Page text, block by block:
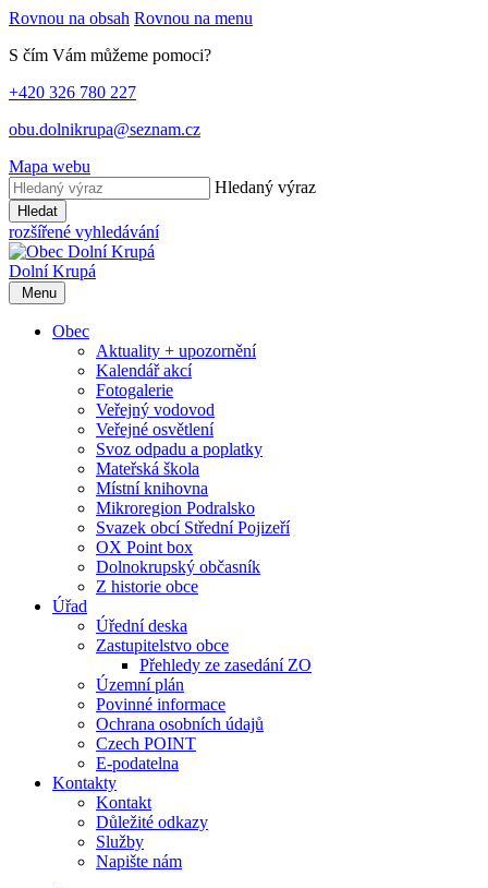
Rovnou na obsah Rovnou na menu
S čím Vám můžeme pomoci?
+420 326 780 227
obu.dolnikrupa@seznam.cz
Mapa webu
Hledaný výraz
Hledat
rozšířené vyhledávání
Dolní Krupá
Menu
Obec
Aktuality + upozornění
Kalendář akcí
Fotogalerie
Veřejný vodovod
Veřejné osvětlení
Svoz odpadu a poplatky
Mateřská škola
Místní knihovna
Mikroregion Podralsko
Svazek obcí Střední Pojizeří
OX Point box
Dolnokrupský občasník
Z historie obce
Úřad
Úřední deska
Zastupitelstvo obce
Přehledy ze zasedání ZO
Územní plán
Povinné informace
Ochrana osobních údajů
Czech POINT
E-podatelna
Kontakty
Kontakt
Důležité odkazy
Služby
Napište nám